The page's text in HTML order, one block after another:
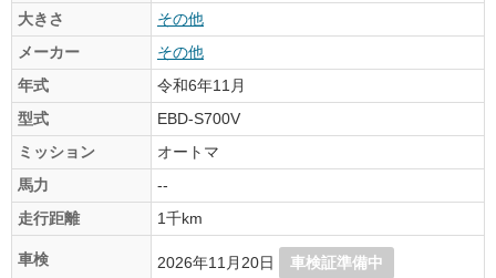
大きさ
その他
メーカー
その他
年式
令和6年11月
型式
EBD-S700V
ミッション
オートマ
馬力
--
走行距離
1千km
車検 2026年11月20日 車検証準備中